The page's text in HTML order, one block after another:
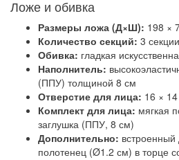
Ложе и обивка
Размеры ложа (Д×Ш): 198 ×
Количество секций: 3
Обивка: гладкая
Наполнитель:
(ППУ) толщиной 8 см
Отверстие для лица: 16 ×
Комплект для лица: мягкая
заглушка (ППУ, 8 см)
Дополнительно:
полотенец (Ø1.2 см) в торце